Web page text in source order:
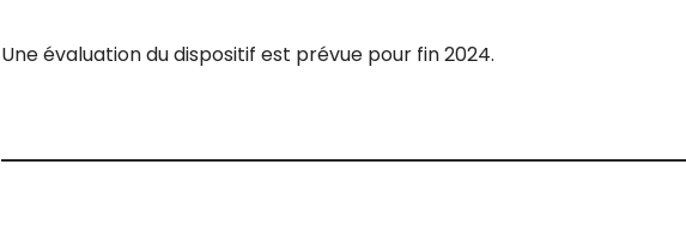
Une évaluation du dispositif est prévue pour fin 2024.